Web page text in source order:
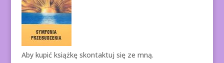
Aby kupić książkę skontaktuj się ze mną.